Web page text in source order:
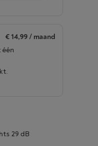
€ 14,99/ maand
één
29 dB